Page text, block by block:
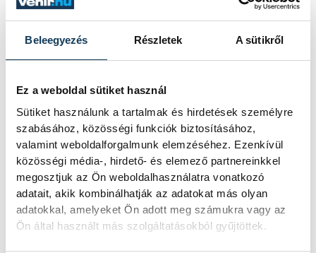
Beleegyezés Részletek A sütikről
Ez a weboldal sütiket használ
Sütiket használunk a tartalmak és hirdetések személyre
szabásához, közösségi funkciók biztosításához,
valamint weboldalforgalmunk elemzéséhez. Ezenkívül
közösségi média-, hirdető- és elemező partnereinkkel
megosztjuk az Ön weboldalhasználatra vonatkozó
adatait, akik kombinálhatják az adatokat más olyan
adatokkal, amelyeket Ön adott meg számukra vagy az
Ön által használt más szolgáltatásokból gyűjtöttek.
értékének megtérítését is követelheti.
Mikor a legnagyobb a veszély?
A vadbalesetek nem csupán éjszaka
történnek. Bár a szürkület és a hajnal
kiemelten veszélyes időszak, a párzási
időszakban a szarvasok és őzek nappal is
gyakrabban mozognak.